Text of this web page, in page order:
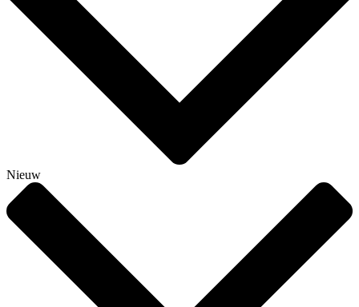
Nieuw